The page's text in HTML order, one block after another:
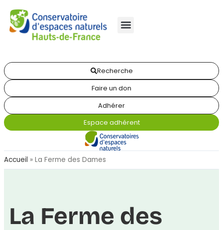
Recherche
Faire un don
Adhérer
Espace adhérent
Accueil » La Ferme des Dames
La Ferme des